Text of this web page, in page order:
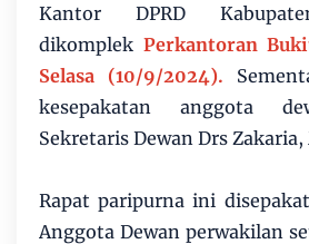
Kantor DPRD
dikomplek Perkantoran
Selasa (10/9/2024).
kesepakatan anggota
Sekretaris Dewan Drs Zakaria,
Rapat paripurna ini
Anggota Dewan perwakilan